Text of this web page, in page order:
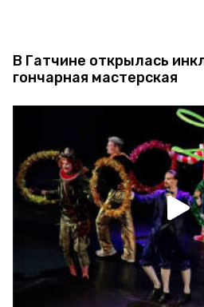
В Гатчине открылась
гончарная мастерская